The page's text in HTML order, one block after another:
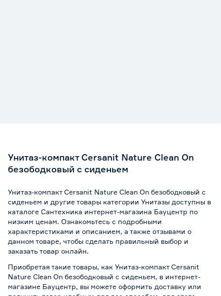
Унитаз-компакт Cersanit Nature Clean On
безободковый c сиденьем
Унитаз-компакт Cersanit Nature Clean On безободковый c
сиденьем и другие товары категории Унитазы доступны в
каталоге Сантехника интернет-магазина Бауцентр по
низким ценам. Ознакомьтесь с подробными
характеристиками и описанием, а также отзывами о
данном товаре, чтобы сделать правильный выбор и
заказать товар онлайн.
Приобретая такие товары, как Унитаз-компакт Cersanit
Nature Clean On безободковый c сиденьем, в интернет-
магазине Бауцентр, вы можете оформить доставку или